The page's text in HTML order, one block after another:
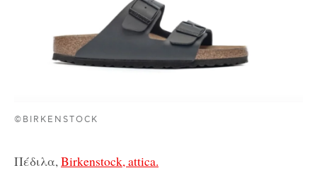
©BIRKENSTOCK
Πέδιλα,Birkenstock, attica.